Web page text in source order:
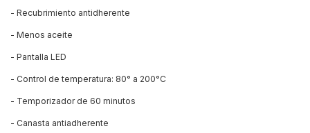
- Recubrimiento antidherente
- Menos aceite
- Pantalla LED
- Control de temperatura: 80° a 200°C
- Temporizador de 60 minutos
- Canasta antiadherente